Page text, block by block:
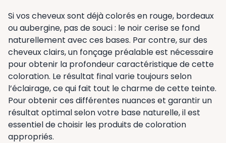
Si vos cheveux sont déjà colorés en rouge, bordeaux
ou aubergine, pas de souci : le noir cerise se fond
naturellement avec ces bases. Par contre, sur des
cheveux clairs, un fonçage préalable est nécessaire
pour obtenir la profondeur caractéristique de cette
coloration. Le résultat final varie toujours selon
l’éclairage, ce qui fait tout le charme de cette teinte.
Pour obtenir ces différentes nuances et garantir un
résultat optimal selon votre base naturelle, il est
essentiel de choisir les produits de coloration
appropriés.